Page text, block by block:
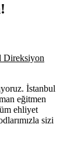
İstanbul
eğitmen
ehliyet
sizi